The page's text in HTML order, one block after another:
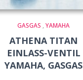
GASGAS , YAMAHA
ATHENA TITAN
EINLASS-VENTIL
YAMAHA, GASGAS